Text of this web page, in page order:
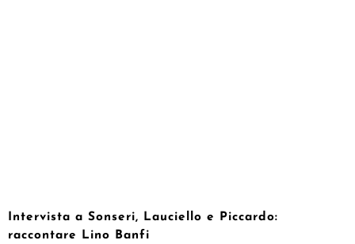
Intervista a Sonseri, Lauciello e Piccardo:
raccontare Lino Banfi